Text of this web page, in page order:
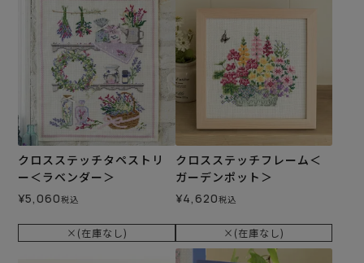
クロスステッチタペストリ
ー＜ラベンダー＞
¥5,060税込
×(在庫なし)
クロスステッチフレーム＜
ガーデンポット＞
¥4,620税込
×(在庫なし)